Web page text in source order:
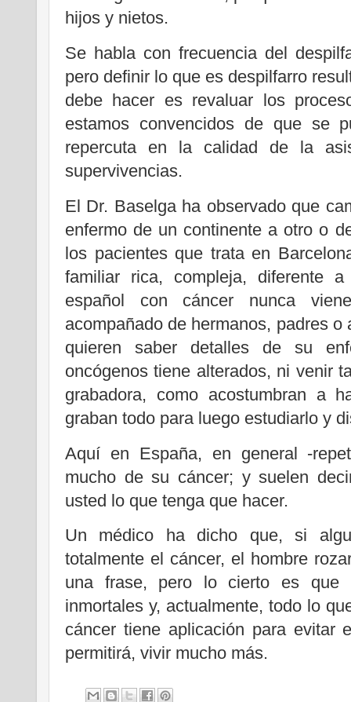
hijos y nietos.
Se habla con frecuencia del
pero definir lo que es despilfarro
debe hacer es revaluar los
estamos convencidos de que se
repercuta en la calidad de la
supervivencias.
El Dr. Baselga ha observado que
enfermo de un continente a otro o
los pacientes que trata en
familiar rica, compleja, diferente
español con cáncer nunca
acompañado de hermanos, padres
quieren saber detalles de su
oncógenos tiene alterados, ni venir
grabadora, como acostumbran a
graban todo para luego estudiarlo y
Aquí en España, en general -
mucho de su cáncer; y suelen
usted lo que tenga que hacer.
Un médico ha dicho que, si
totalmente el cáncer, el hombre
una frase, pero lo cierto es que
inmortales y, actualmente, todo lo
cáncer tiene aplicación para evitar
permitirá, vivir mucho más.